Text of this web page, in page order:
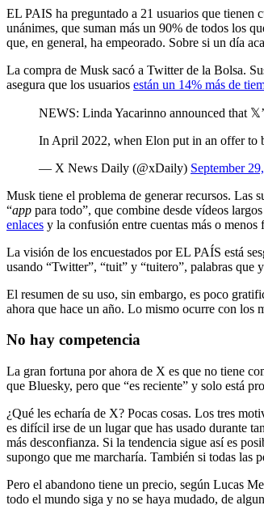
EL PAIS ha preguntado a 21 usuarios que tienen
unánimes, que suman más un 90% de todos los
que, en general, ha empeorado. Sobre si un día
La compra de Musk sacó a Twitter de la Bolsa.
asegura que los usuarios están un 14% más de
NEWS: Linda Yacarinno announced that
In April 2022, when Elon put in an offer to
— X News Daily (@xDaily) September
Musk tiene el problema de generar recursos. Las
“app para todo”, que combine desde vídeos
enlaces y la confusión entre cuentas más o
La visión de los encuestados por EL PAÍS está
usando “Twitter”, “tuit” y “tuitero”, palabras que
El resumen de su uso, sin embargo, es poco
ahora que hace un año. Lo mismo ocurre con los
No hay competencia
La gran fortuna por ahora de X es que no tiene
que Bluesky, pero que “es reciente” y solo está
¿Qué les echaría de X? Pocas cosas. Los tres
es difícil irse de un lugar que has usado durante
más desconfianza. Si la tendencia sigue así es
supongo que me marcharía. También si todas las
Pero el abandono tiene un precio, según Lucas
todo el mundo siga y no se haya mudado, de